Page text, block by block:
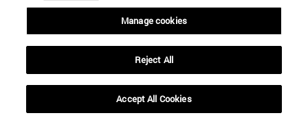
Manage cookies
Reject All
Accept All Cookies